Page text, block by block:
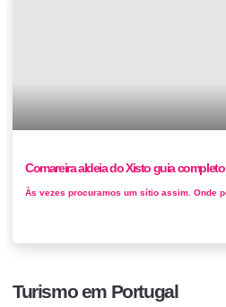
Comareira aldeia do Xisto guia completo
Turismo em Portugal